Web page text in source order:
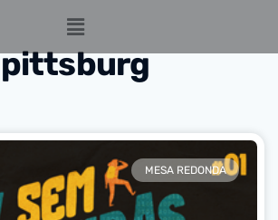
pittsburg
MESA REDONDA